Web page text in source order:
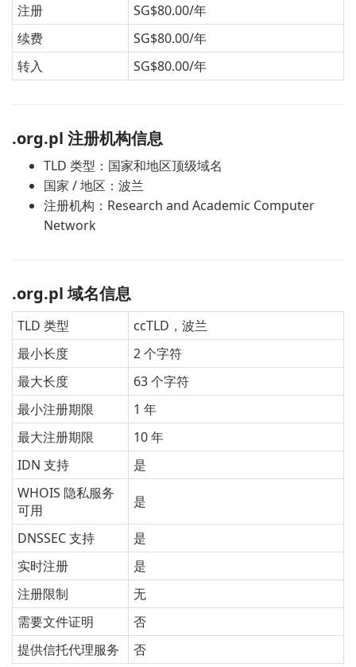
注册
SG$80.00/年
续费
SG$80.00/年
转入
SG$80.00/年
.org.pl 注册机构信息
TLD 类型：国家和地区顶级域名
国家 / 地区：波兰
注册机构：Research and Academic Computer
Network
.org.pl 域名信息
TLD 类型
ccTLD，波兰
最小长度
2 个字符
最大长度
63 个字符
最小注册期限
1 年
最大注册期限
10 年
IDN 支持
是
WHOIS 隐私服务
可用
是
DNSSEC 支持
是
实时注册
是
注册限制
无
需要文件证明
否
提供信托代理服务
否